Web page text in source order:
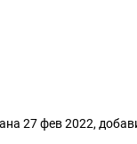
27 фев 2022,